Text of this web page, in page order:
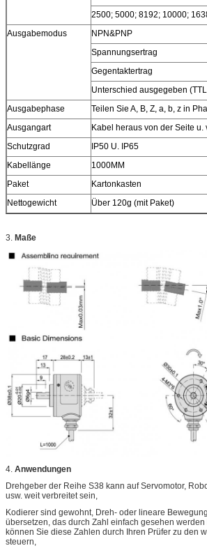
2500; 5000; 8192; 10000;
Ausgabemodus
NPN&PNP
Spannungsertrag
Gegentaktertrag
Unterschied ausgegeben
Ausgabephase
Teilen Sie A, B, Z, a, b, z in
Ausgangart
Kabel heraus von der Seite u.
Schutzgrad
IP50 U. IP65
Kabellänge
1000MM
Paket
Kartonkasten
Nettogewicht
Über 120g (mit Paket)
3. Maße
4. Anwendungen
Drehgeber der Reihe S38 kann auf Servomotor,
usw. weit verbreitet sein,
Kodierer sind gewohnt, Dreh- oder lineare
übersetzen, das durch Zahl einfach gesehen
können Sie diese Zahlen durch Ihren Prüfer zu den
steuern,